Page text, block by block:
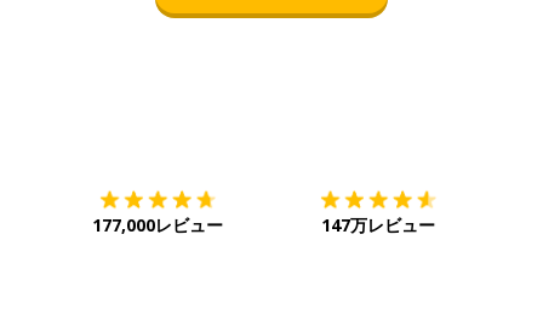
177,000レビュー 147万レビュー